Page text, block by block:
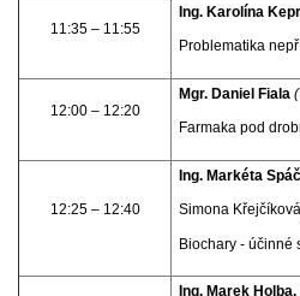
11:35 – 11:55
Ing. Karolína
Problematika
12:00 – 12:20
Mgr. Daniel Fiala
Farmaka pod
12:25 – 12:40
Ing. Markéta
Simona
Biochary - účinné
Ing. Marek Holba,